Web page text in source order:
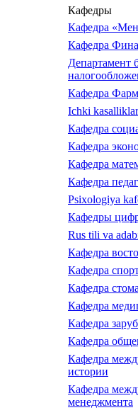
Кафедры
Кафедра
Кафедра
Департамент
Кафедра
Ichki
Кафедра
Кафедра
Кафедра
Кафедра
Psixologiya
Кафедры
Rus tili va
Кафедра
Кафедра
Кафедра
Кафедра
Кафедра
Кафедра
Кафедра
истории
Кафедра
менеджмента